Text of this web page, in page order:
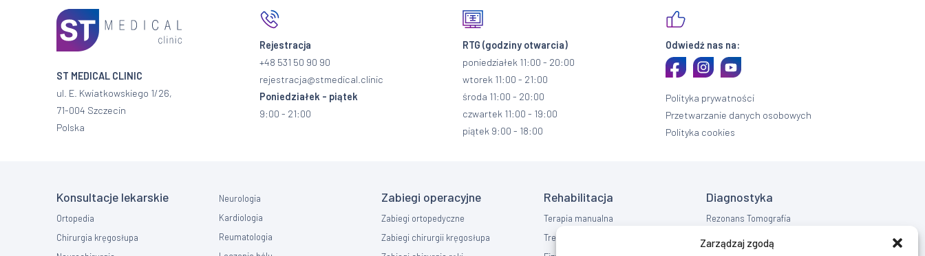
Zarządzaj zgodą
ST MEDICAL CLINIC
ul. E. Kwiatkowskiego 1/26,
71-004 Szczecin
Polska
Rejestracja
+48 531 50 90 90
rejestracja@stmedical.clinic
Poniedziałek - piątek
9:00 - 21:00
RTG (godziny otwarcia)
poniedziałek 11:00 - 20:00
wtorek 11:00 - 21:00
środa 11:00 - 20:00
czwartek 11:00 - 19:00
piątek 9:00 - 18:00
Odwiedź nas na:
Polityka prywatności
Przetwarzanie danych osobowych
Polityka cookies
Konsultacje lekarskie
Ortopedia
Chirurgia kręgosłupa
Neurologia
Kardiologia
Reumatologia
Zabiegi operacyjne
Zabiegi ortopedyczne
Zabiegi chirurgii kręgosłupa
Rehabilitacja
Terapia manualna
Trening EMS
Diagnostyka
Rezonans Tomografia